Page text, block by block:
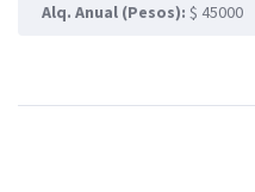
Alq. Anual (Pesos): $ 45000